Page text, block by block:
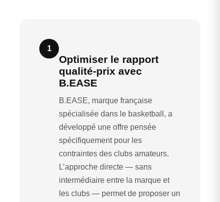
1
Optimiser le rapport
qualité-prix avec
B.EASE
B.EASE, marque française
spécialisée dans le basketball, a
développé une offre pensée
spécifiquement pour les
contraintes des clubs amateurs.
L’approche directe — sans
intermédiaire entre la marque et
les clubs — permet de proposer un